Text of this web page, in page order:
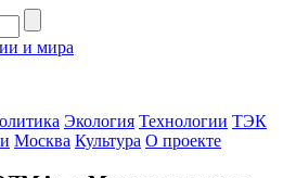
и мира
Экология Технологии ТЭК
Москва Культура О проекте